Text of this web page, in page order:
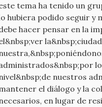
tema ha tenido un
hubiera podido seguir y
hacer pensar en la
nuestros
el diálogo y la
en lugar de